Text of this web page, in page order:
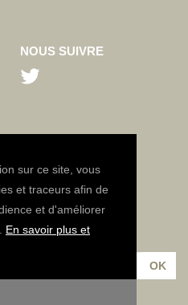
sur ce site, vous
et traceurs afin de
et d'améliorer
En savoir plus et
NOUS SUIVRE
: